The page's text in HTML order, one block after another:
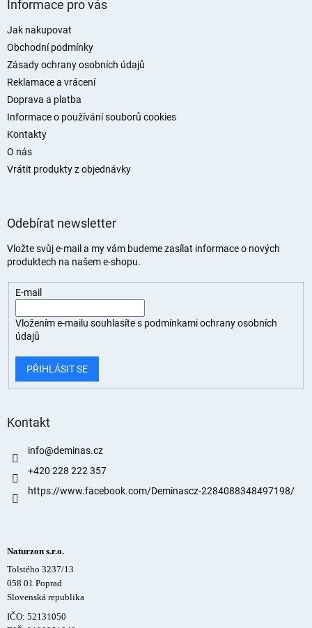
Informace pro vás
Jak nakupovat
Obchodní podmínky
Zásady ochrany osobních údajů
Reklamace a vrácení
Doprava a platba
Informace o používání souborů cookies
Kontakty
O nás
Vrátit produkty z objednávky
Odebírat newsletter
Vložte svůj e-mail a my vám budeme zasílat informace o nových
produktech na našem e-shopu.
E-mail
Vložením e-mailu souhlasíte s podmínkami ochrany osobních
údajů
PŘIHLÁSIT SE
Kontakt
info@deminas.cz
+420 228 222 357
https://www.facebook.com/Deminascz-2284088348497198/
Naturzon s.r.o.
Tolstého 3237/13
058 01 Poprad
Slovenská republika
IČO: 52131050